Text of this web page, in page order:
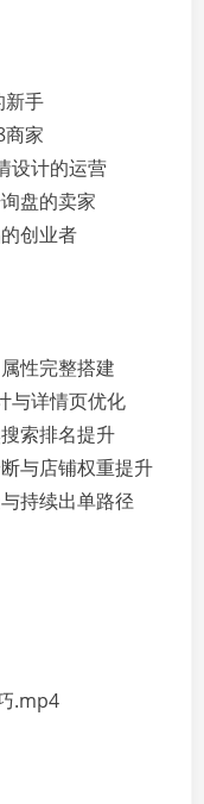
新手
家
设计的运营
盘的卖家
创业者
性完整搭建
与详情页优化
索排名提升
与店铺权重提升
持续出单路径
.mp4